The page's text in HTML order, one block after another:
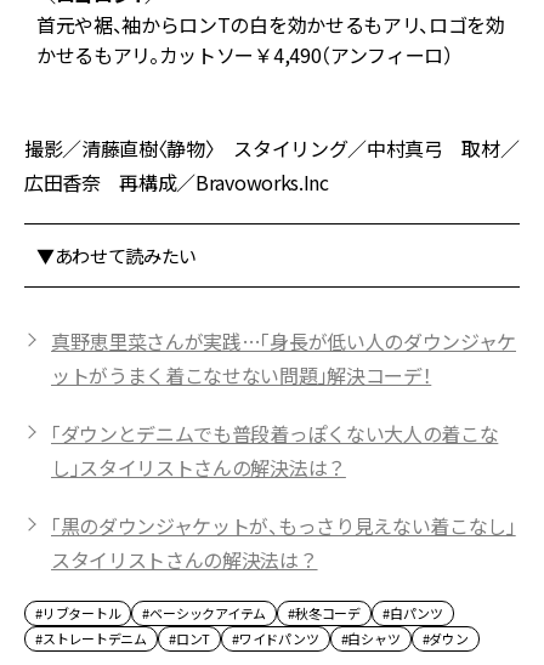
首元や裾、袖からロンTの白を効かせるもアリ、ロゴを効
かせるもアリ。カットソー￥4,490（アンフィーロ）
撮影／清藤直樹〈静物〉 スタイリング／中村真弓 取材／
広田香奈 再構成／Bravoworks.Inc
▼あわせて読みたい
真野恵里菜さんが実践…「身長が低い人のダウンジャケ
ットがうまく着こなせない問題」解決コーデ！
「ダウンとデニムでも普段着っぽくない大人の着こな
し」スタイリストさんの解決法は？
「黒のダウンジャケットが、もっさり見えない着こなし」
スタイリストさんの解決法は？
#リブタートル #ベーシックアイテム #秋冬コーデ
#白パンツ
#ストレートデニム
#ロンT #ワイドパンツ #白シャツ #ダウン